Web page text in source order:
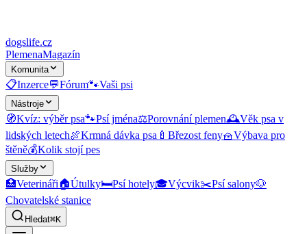
dogslife.cz
PlemenaMagazín
Komunita
📋Inzerce💬Fórum🐾Vaši psi
Nástroje
🧭Kvíz: výběr psa🐾Psí jména⚖️Porovnání plemen🕰️Věk psa v
lidských letech🍖Krmná dávka psa 🍼 Březost feny🧺Výbava pro
štěně💰Kolik stojí pes
Služby
🏥Veterináři🏠Útulky🛏️Psí hotely🎓Výcvik✂️Psí salony🐶
Chovatelské stanice
Hledat⌘K